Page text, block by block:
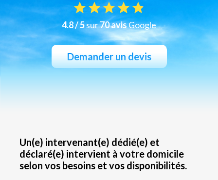
4.8 / 5sur70 avisGoogle
Demander un devis
Un(e) intervenant(e) dédié(e) et
déclaré(e) intervient à votre domicile
selon vos besoins et vos disponibilités.